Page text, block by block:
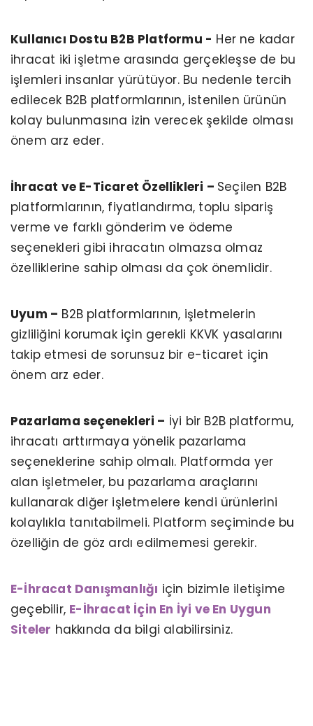
Kullanıcı Dostu B2B Platformu - Her ne kadar
ihracat iki işletme arasında gerçekleşse de bu
işlemleri insanlar yürütüyor. Bu nedenle tercih
edilecek B2B platformlarının, istenilen ürünün
kolay bulunmasına izin verecek şekilde olması
önem arz eder.
İhracat ve E-Ticaret Özellikleri – Seçilen B2B
platformlarının, fiyatlandırma, toplu sipariş
verme ve farklı gönderim ve ödeme
seçenekleri gibi ihracatın olmazsa olmaz
özelliklerine sahip olması da çok önemlidir.
Uyum – B2B platformlarının, işletmelerin
gizliliğini korumak için gerekli KKVK yasalarını
takip etmesi de sorunsuz bir e-ticaret için
önem arz eder.
Pazarlama seçenekleri – İyi bir B2B platformu,
ihracatı arttırmaya yönelik pazarlama
seçeneklerine sahip olmalı. Platformda yer
alan işletmeler, bu pazarlama araçlarını
kullanarak diğer işletmelere kendi ürünlerini
kolaylıkla tanıtabilmeli. Platform seçiminde bu
özelliğin de göz ardı edilmemesi gerekir.
E-İhracat Danışmanlığı için bizimle iletişime
geçebilir, E-İhracat İçin En İyi ve En Uygun
Siteler hakkında da bilgi alabilirsiniz.